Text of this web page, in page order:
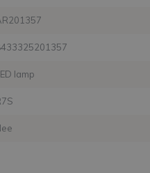
lamp